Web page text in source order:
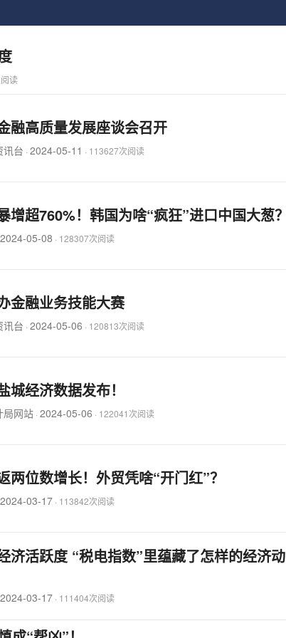
读
融高质量发展座谈会召开
讯台 · 2024-05-11 · 113627次阅读
增超760%！韩国为啥“疯狂”进口中国大葱？
2024-05-08 · 128307次阅读
金融业务技能大赛
讯台 · 2024-05-06 · 120813次阅读
城经济数据发布！
局网站 · 2024-05-06 · 122041次阅读
两位数增长！外贸凭啥“开门红”？
2024-03-17 · 113842次阅读
济活跃度 “税电指数”里蕴藏了怎样的经济动
2024-03-17 · 111404次阅读